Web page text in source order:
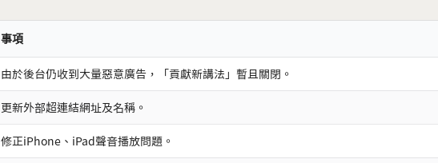
事項
由於後台仍收到大量惡意廣告，「貢獻新講法」暫且關閉。
更新外部超連結網址及名稱。
修正iPhone、iPad聲音播放問題。